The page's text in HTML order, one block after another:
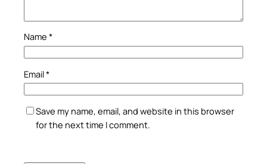
Name *
Email*
Save my name, email, and website in this browser
for the next time I comment.